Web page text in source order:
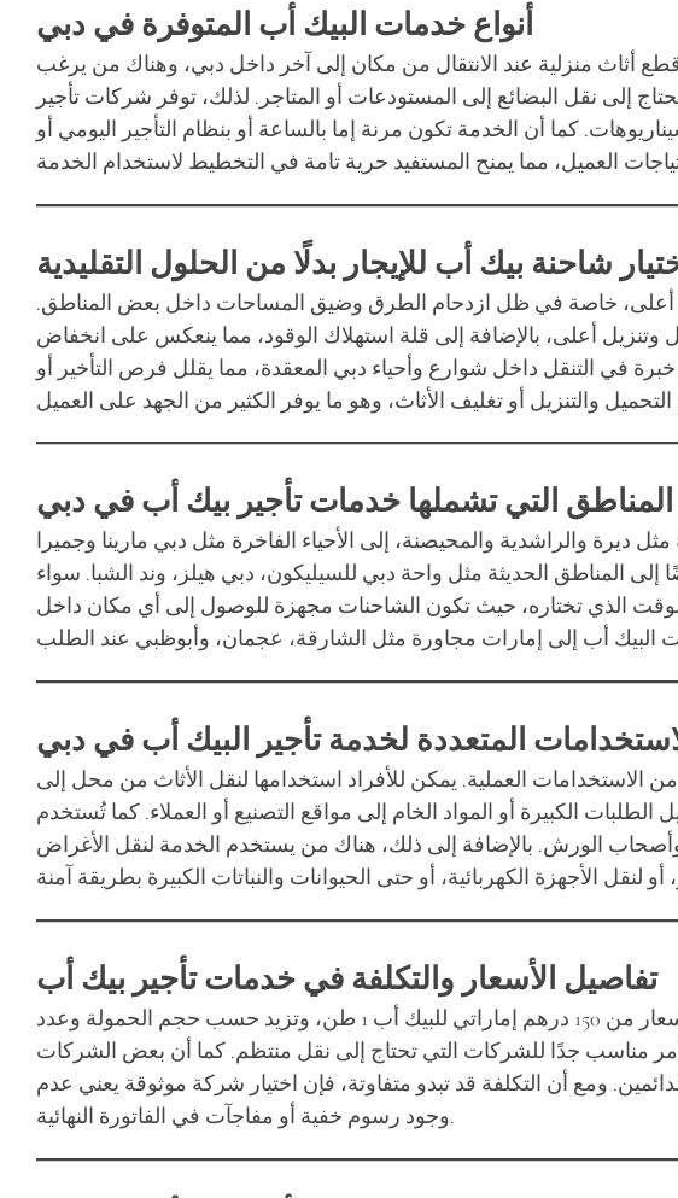
أنواع خدمات البيك أب المتوفرة في دبي
أثاث منزلية عند الانتقال من مكان إلى آخر داخل دبي، وهناك من يرغب
إلى نقل البضائع إلى المستودعات أو المتاجر. لذلك، توفر شركات تأجير
1 طن وحتى 5 طن، وذلك لتلبية جميع هذه السيناريوهات. كما أن الخدمة تكون مرنة إما بالساعة أو بنظام التأجير اليومي أو
شاحنة بيك أب للإيجار بدلًا من الحلول التقليدية
أعلى، خاصة في ظل ازدحام الطرق وضيق المساحات داخل بعض المناطق.
أعلى، بالإضافة إلى قلة استهلاك الوقود، مما ينعكس على انخفاض
في التنقل داخل شوارع وأحياء دبي المعقدة، مما يقلل فرص التأخير أو
المناطق التي تشملها خدمات تأجير بيك أب في دبي
ديرة والراشدية والمحيصنة، إلى الأحياء الفاخرة مثل دبي مارينا وجميرا
المناطق الحديثة مثل واحة دبي للسيليكون، دبي هيلز، وند الشبا. سواء
الذي تختاره، حيث تكون الشاحنات مجهزة للوصول إلى أي مكان داخل
المتعددة لخدمة تأجير البيك أب في دبي
العملية. يمكن للأفراد استخدامها لنقل الأثاث من محل إلى
الكبيرة أو المواد الخام إلى مواقع التصنيع أو العملاء. كما تُستخدم
وأصحاب الورش. بالإضافة إلى ذلك، هناك من يستخدم الخدمة لنقل الأغراض
تفاصيل الأسعار والتكلفة في خدمات تأجير بيك أب
تختلف أسعار تأجير البيك أب في دبي باختلاف نوع الشاحنة، المسافة، ومدة الاستخدام. عادة ما تبدأ الأسعار من 150 درهم إماراتي للبيك أب 1 طن، وتزيد حسب حجم الحمولة وعدد
مناسب جدًا للشركات التي تحتاج إلى نقل منتظم. كما أن بعض الشركات
ومع أن التكلفة قد تبدو متفاوتة، فإن اختيار شركة موثوقة يعني عدم
وجود رسوم خفية أو مفاجآت في الفاتورة النهائية.